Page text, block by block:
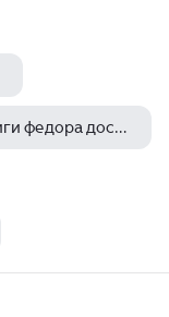
игрок федор достоевский книга книги федора достоевского